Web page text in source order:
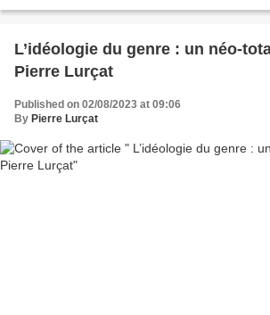
L’idéologie du genre : un néo-
Pierre Lurçat
Published on 02/08/2023 at 09:06
By Pierre Lurçat